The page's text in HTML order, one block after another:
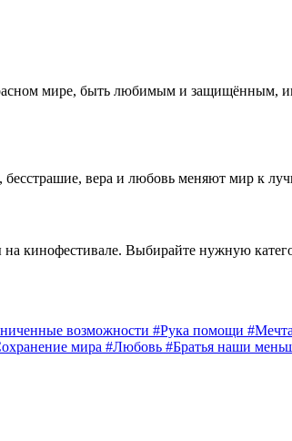
мире, быть любимым и защищённым,
вера и любовь меняют мир к
кинофестивале. Выбирайте нужную
возможности #Рука помощи
мира #Любовь #Братья наши